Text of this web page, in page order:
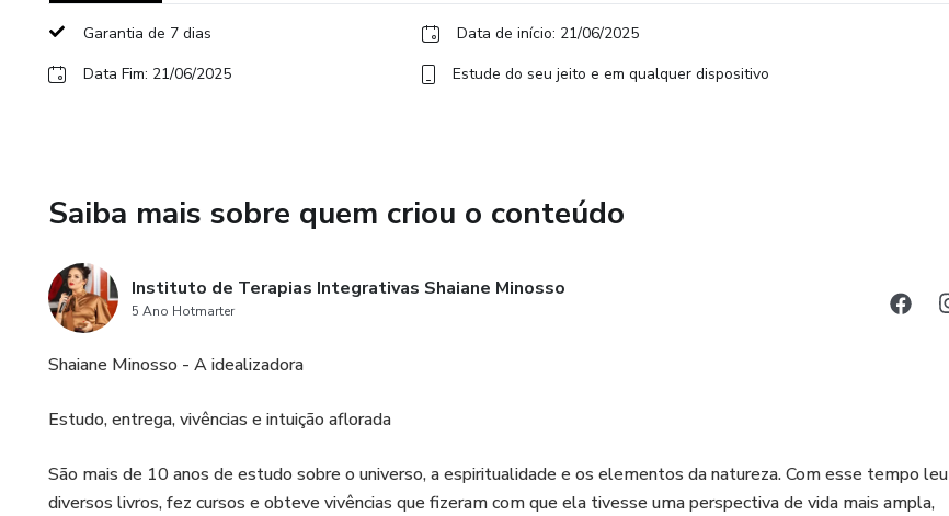
Garantia de 7 dias
Data de início: 21/06/2025
Data Fim: 21/06/2025
Estude do seu jeito e em qualquer dispositivo
Saiba mais sobre quem criou o conteúdo
Instituto de Terapias Integrativas Shaiane Minosso
5 Ano Hotmarter
Shaiane Minosso - A idealizadora
Estudo, entrega, vivências e intuição aflorada
São mais de 10 anos de estudo sobre o universo, a espiritualidade e os elementos da natureza. Com esse tempo leu
diversos livros, fez cursos e obteve vivências que fizeram com que ela tivesse uma perspectiva de vida mais ampla,